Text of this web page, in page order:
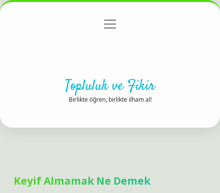
Gizlilik Politikası
menüyü
Topluluk ve Fikir
Birlikte öğren, birlikte ilham al!
Keyif Almamak Ne Demek